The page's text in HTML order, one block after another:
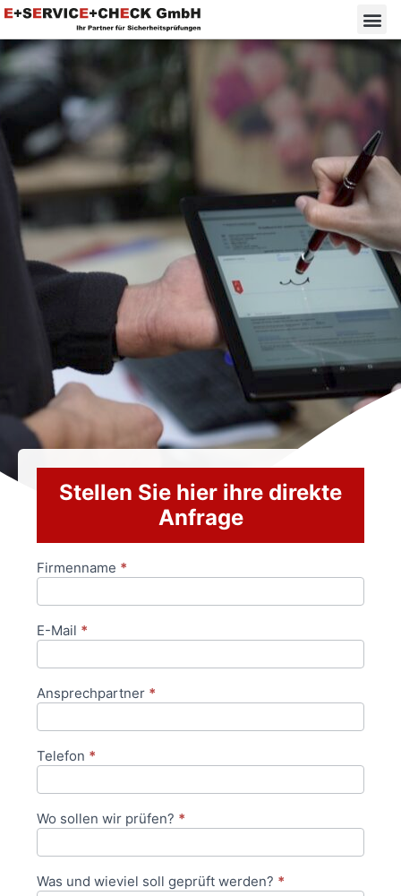
Stellen Sie hier ihre direkte
Anfrage
Anfrageformular
Firmenname *
E-Mail *
Ansprechpartner *
Telefon *
Wo sollen wir prüfen? *
Was und wieviel soll geprüft werden? *